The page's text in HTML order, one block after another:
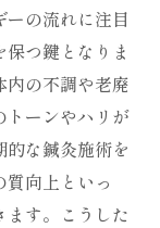
の流れに注目
つ鍵となりま
の不調や老廃
トーンやハリが
な鍼灸施術を
向上といっ
す。こうした